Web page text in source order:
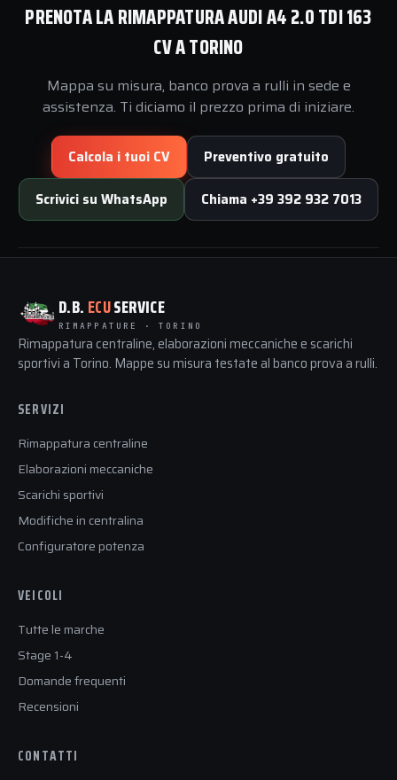
PRENOTA LA RIMAPPATURA AUDI A4 2.0 TDI 163
CV A TORINO
Mappa su misura, banco prova a rulli in sede e
assistenza. Ti diciamo il prezzo prima di iniziare.
Calcola i tuoi CV Preventivo gratuito
Scrivici su WhatsApp Chiama +39 392 932 7013
D.B. ECUSERVICE
RIMAPPATURE · TORINO
Rimappatura centraline, elaborazioni meccaniche e scarichi
sportivi a Torino. Mappe su misura testate al banco prova a rulli.
SERVIZI
Rimappatura centraline
Elaborazioni meccaniche
Scarichi sportivi
Modifiche in centralina
Configuratore potenza
VEICOLI
Tutte le marche
Stage 1-4
Domande frequenti
Recensioni
CONTATTI